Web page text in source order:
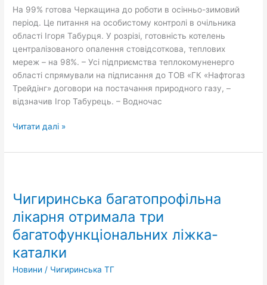
На 99% готова Черкащина до роботи в осінньо-зимовий
період. Це питання на особистому контролі в очільника
області Ігоря Табурця. У розрізі, готовність котелень
централізованого опалення стовідсоткова, теплових
мереж – на 98%. – Усі підприємства теплокомуненерго
області спрямували на підписання до ТОВ «ГК «Нафтогаз
Трейдінг» договори на постачання природного газу, –
відзначив Ігор Табурець. – Водночас
на
99%,
–
Ігор
Табурець
Читати далі »
Чигиринська багатопрофільна
лікарня отримала три
багатофункціональних ліжка-
каталки
Новини / Чигиринська ТГ
лікарня
отримала
три
багатофункціональних
ліжка-